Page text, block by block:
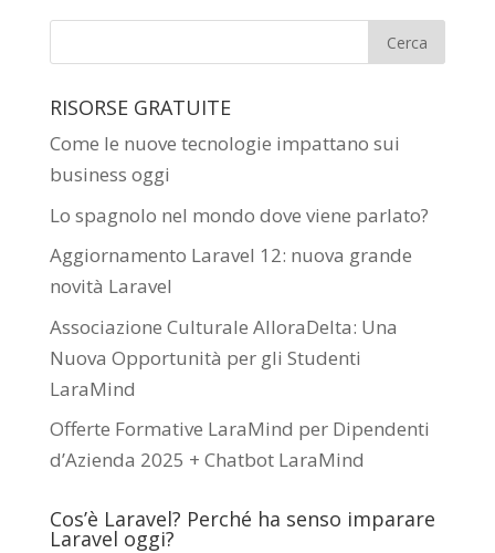
RISORSE GRATUITE
Come le nuove tecnologie impattano sui
business oggi
Lo spagnolo nel mondo dove viene parlato?
Aggiornamento Laravel 12: nuova grande
novità Laravel
Associazione Culturale AlloraDelta: Una
Nuova Opportunità per gli Studenti
LaraMind
Offerte Formative LaraMind per Dipendenti
d’Azienda 2025 + Chatbot LaraMind
Cos’è Laravel? Perché ha senso imparare
Laravel oggi?